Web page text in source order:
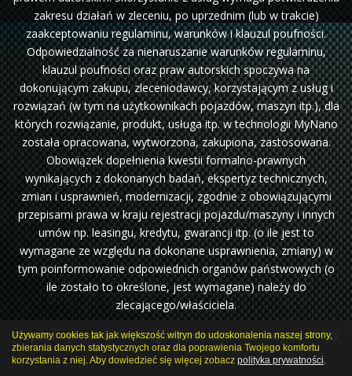
zakresu działań w zleceniu, po uprzednim (lub w trakcie)
zaakceptowaniu regulaminu, warunków i klauzul poufności.
Odpowiedzialność za nienaruszanie warunków regulaminu,
klauzul poufności oraz praw autorskich spoczywa na
dokonującym zakupu, zleceniodawcy, korzystającym z usług i
rozwiązań (w tym na użytkownikach pojazdów, maszyn itp.), dla
których rozwiązanie, produkt, usługa itp. w technologii MyNano
została opracowana, wytworzona, zakupiona, zastosowana.
Obowiązek dopełnienia kwestii formalno-prawnych
wynikających z dokonanych badań, ekspertyz technicznych,
zmian i usprawnień, modernizacji, zgodnie z obowiązującymi
przepisami prawa w kraju rejestracji pojazdu/maszyny i innych
umów np. leasingu, kredytu, gwarancji itp. (o ile jest to
wymagane ze względu na dokonane usprawnienia, zmiany) w
tym poinformowanie odpowiednich organów państwowych (o
ile zostało to określone, jest wymagane) należy do
zlecającego/właściciela.
Projekt i wykonanie:webdragon.pl Klauzula informacyjna RODO.
Używamy cookies tak jak większość witryn do udoskonalenia naszej strony,
zbierania danych statystycznych oraz dla poprawienia Twojego komfortu
korzystania z niej. Aby dowiedzieć się więcej zobacz polityka prywatności.